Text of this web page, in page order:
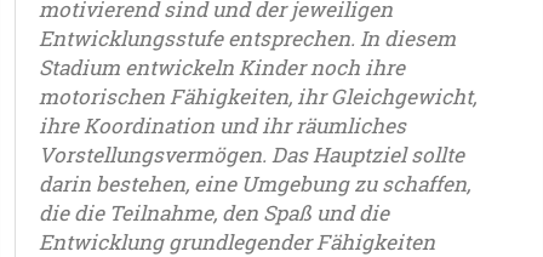
motivierend sind und der jeweiligen
Entwicklungsstufe entsprechen. In diesem
Stadium entwickeln Kinder noch ihre
motorischen Fähigkeiten, ihr Gleichgewicht,
ihre Koordination und ihr räumliches
Vorstellungsvermögen. Das Hauptziel sollte
darin bestehen, eine Umgebung zu schaffen,
die die Teilnahme, den Spaß und die
Entwicklung grundlegender Fähigkeiten